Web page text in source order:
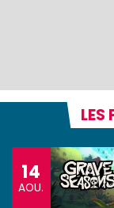
LES
14
AOU.